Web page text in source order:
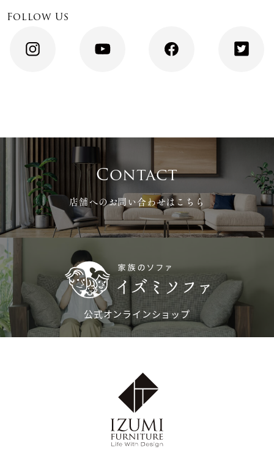
Follow Us
Contact
店舗へのお問い合わせはこちら
公式オンラインショップ